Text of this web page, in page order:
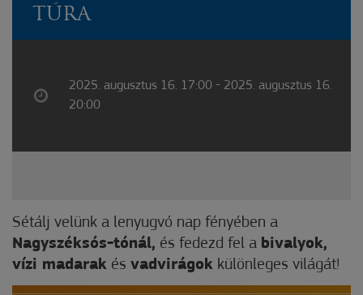
TÚRA
2025. augusztus 16. 17:00 - 2025. augusztus 16.
20:00
Sétálj velünk a lenyugvó nap fényében a
Nagyszéksós-tónál, és fedezd fel a bivalyok,
vízi madarak és vadvirágok különleges világát!